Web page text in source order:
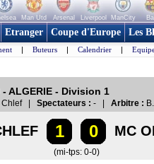
Man Utd Arsenal Liverpool ManCity
Etranger Coupe d'Europe Les
| Buteurs | Calendrier |
- ALGERIE - Division 1
Chlef | Spectateurs : - | Arbitre :
1 0 MC
(mi-tps: 0-0)